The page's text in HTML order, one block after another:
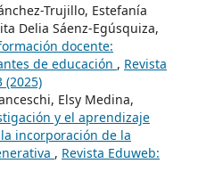
Trujillo, Estefanía
Delia Sáenz-Egúsquiza,
docente:
de educación , Revista
(2025)
Elsy Medina,
y el aprendizaje
incorporación de la
, Revista Eduweb: